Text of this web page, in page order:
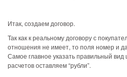
Итак, создаем договор.
Так как к реальному договору с
отношения не имеет, то поля номер и
Самое главное указать правильный
расчетов оставляем “рубли”.